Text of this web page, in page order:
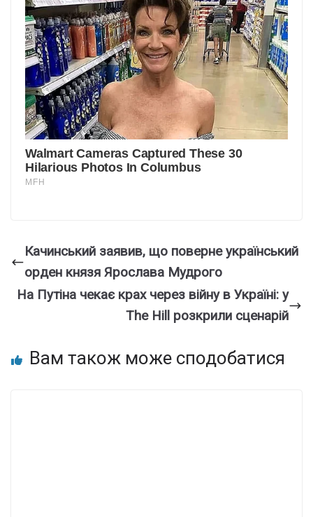
Качинський заявив, що поверне український
орден князя Ярослава Мудрого
На Путіна чекає крах через війну в Україні: у
The Hill розкрили сценарій
Вам також може сподобатися